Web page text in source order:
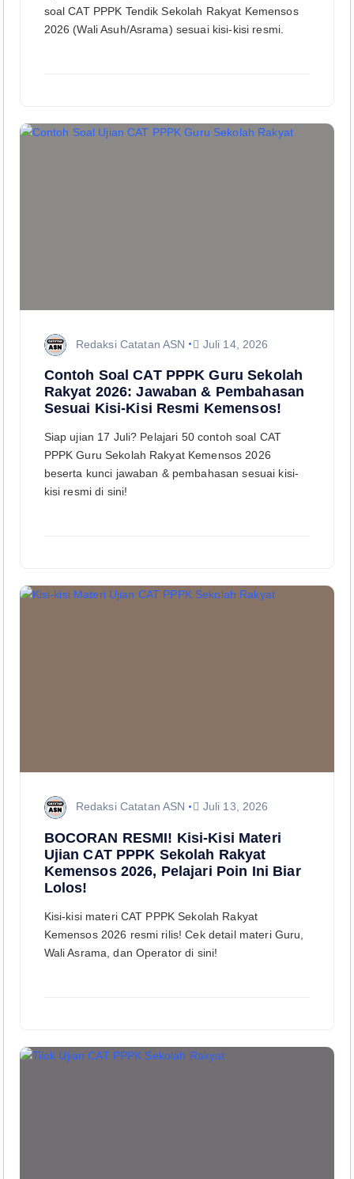
soal CAT PPPK Tendik Sekolah Rakyat Kemensos
2026 (Wali Asuh/Asrama) sesuai kisi-kisi resmi.
Redaksi Catatan ASN Juli 14, 2026
Contoh Soal CAT PPPK Guru Sekolah
Rakyat 2026: Jawaban & Pembahasan
Sesuai Kisi-Kisi Resmi Kemensos!
Siap ujian 17 Juli? Pelajari 50 contoh soal CAT
PPPK Guru Sekolah Rakyat Kemensos 2026
beserta kunci jawaban & pembahasan sesuai kisi-
kisi resmi di sini!
Redaksi Catatan ASN Juli 13, 2026
BOCORAN RESMI! Kisi-Kisi Materi
Ujian CAT PPPK Sekolah Rakyat
Kemensos 2026, Pelajari Poin Ini Biar
Lolos!
Kisi-kisi materi CAT PPPK Sekolah Rakyat
Kemensos 2026 resmi rilis! Cek detail materi Guru,
Wali Asrama, dan Operator di sini!